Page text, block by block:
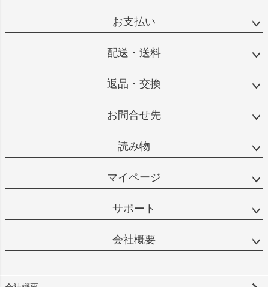
お支払い
配送・送料
返品・交換
お問合せ先
読み物
マイページ
サポート
会社概要